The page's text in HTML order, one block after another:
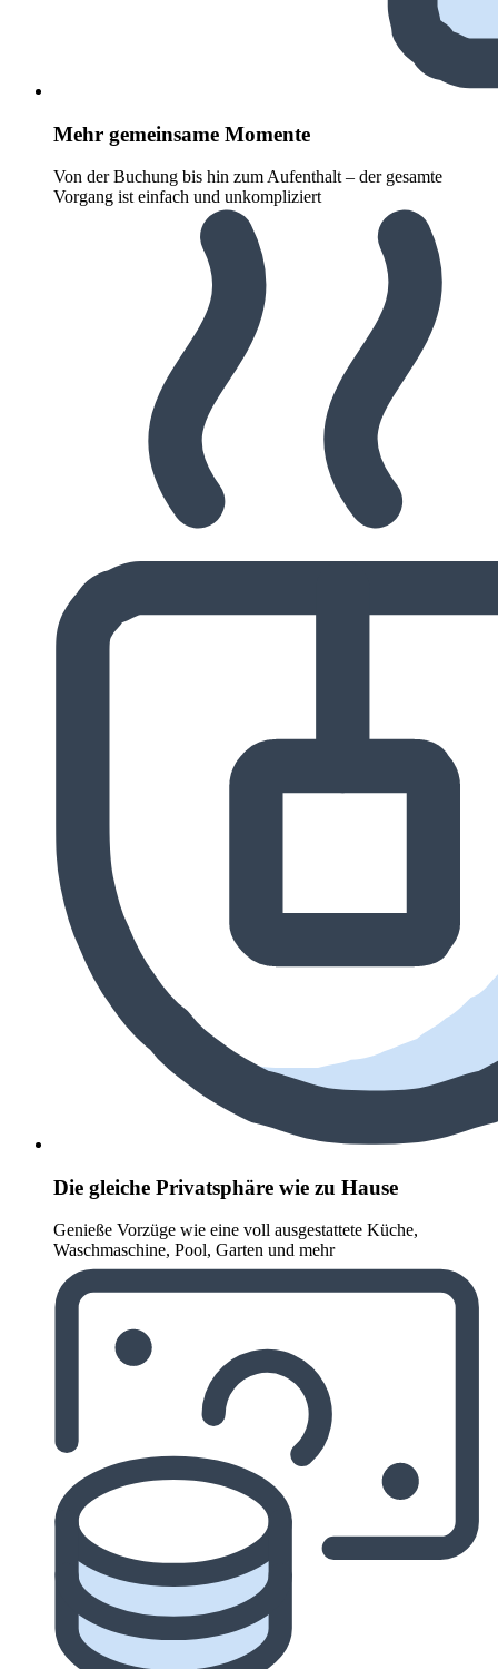
Mehr gemeinsame Momente
Von der Buchung bis hin zum Aufenthalt – der gesamte
Vorgang ist einfach und unkompliziert
Die gleiche Privatsphäre wie zu Hause
Genieße Vorzüge wie eine voll ausgestattete Küche,
Waschmaschine, Pool, Garten und mehr